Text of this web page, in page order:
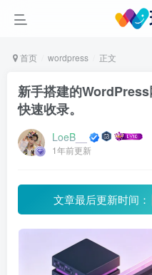
首页 wordpress 正文
新手搭建的
快速收录。
LoeB__
1年前更新
文章最后更新时间：